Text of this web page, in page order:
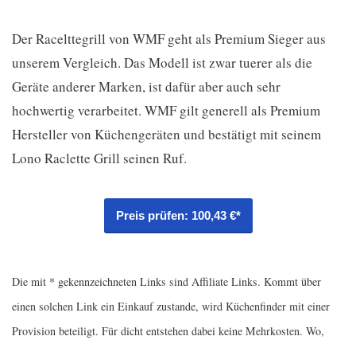
Der Racelttegrill von WMF geht als Premium Sieger aus
unserem Vergleich. Das Modell ist zwar tuerer als die
Geräte anderer Marken, ist dafür aber auch sehr
hochwertig verarbeitet. WMF gilt generell als Premium
Hersteller von Küchengeräten und bestätigt mit seinem
Lono Raclette Grill seinen Ruf.
Preis prüfen: 100,43 €*
Die mit * gekennzeichneten Links sind Affiliate Links. Kommt über
einen solchen Link ein Einkauf zustande, wird Küchenfinder mit einer
Provision beteiligt. Für dicht entstehen dabei keine Mehrkosten. Wo,